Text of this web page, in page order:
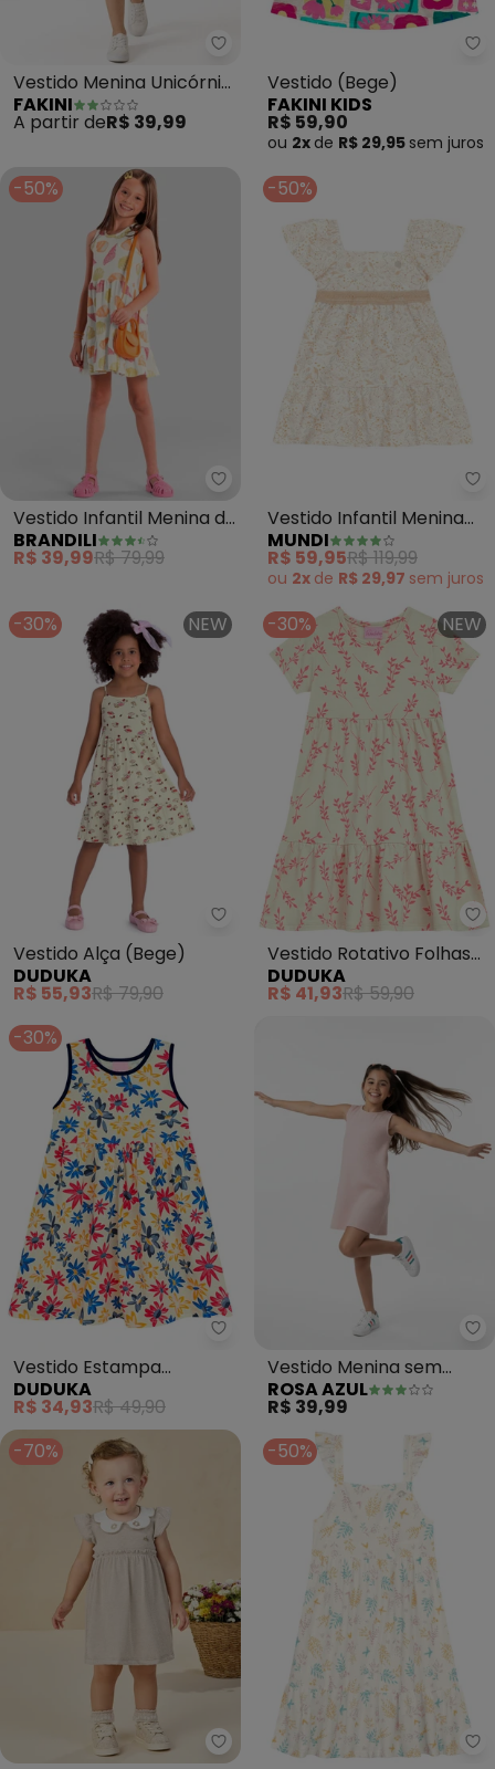
Fakini - Vestido Menina
Vestido Menina Unicórnio
(Bege)
FAKINI
A partir deR$ 39,99
Vestido (Bege)
FAKINI KIDS
R$ 59,90
ou 2x de R$ 29,95 sem juros
-50%
Brandili - Vestido Infantil
Vestido Infantil Menina de
Conchas (Natural)
BRANDILI
R$ 39,99R$ 79,99
-50%
Vestido Infantil Menina
Florido Delicado
(Natural)
MUNDI
R$ 59,95R$ 119,99
ou 2x de R$ 29,97 sem juros
-30% NEW
Duduka - Vestido Alça (Bege)
Vestido Alça (Bege)
DUDUKA
R$ 55,93R$ 79,90
-30% NEW
Vestido Rotativo Folhas
com Recortes Marias
(Bege)
DUDUKA
R$ 41,93R$ 59,90
-30%
Duduka - Vestido Estampa
Vestido Estampa
Rotativa Flores sem
Mangas (Bege)
DUDUKA
R$ 34,93R$ 49,90
Vestido Menina sem
Manga Básico Iaia (Nude)
ROSA AZUL
R$ 39,99
-70%
Milli e Nina - Vestido em Bee
-50%